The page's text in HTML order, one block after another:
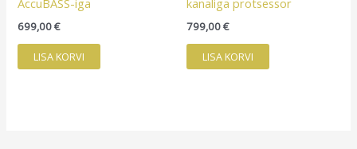
699,00€
LISA KORVI
799,00€
LISA KORVI